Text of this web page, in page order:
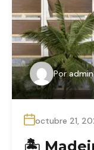
Por admin
octubre 21,
🏝